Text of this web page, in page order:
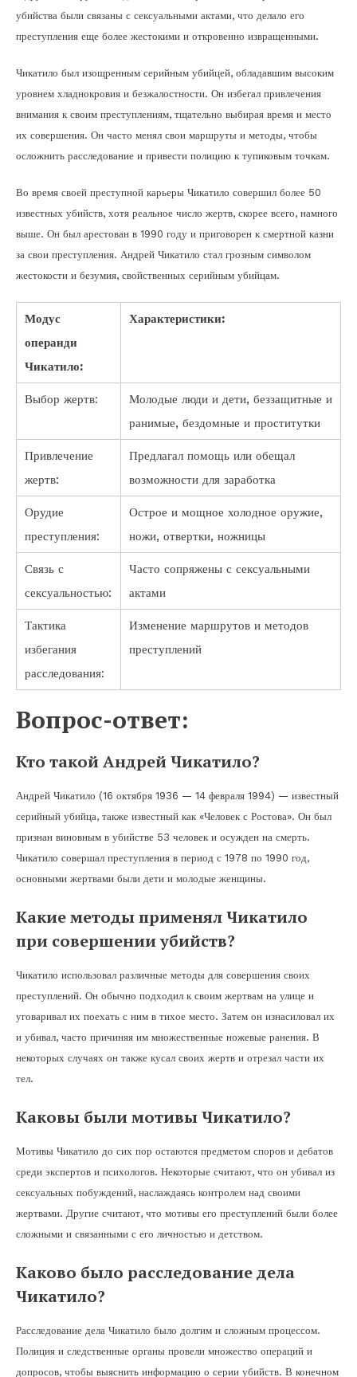
убийства были связаны с сексуальными актами, что делало его
преступления еще более жестокими и откровенно извращенными.
Чикатило был изощренным серийным убийцей, обладавшим высоким
уровнем хладнокровия и безжалостности. Он избегал привлечения
внимания к своим преступлениям, тщательно выбирая время и место
их совершения. Он часто менял свои маршруты и методы, чтобы
осложнить расследование и привести полицию к тупиковым точкам.
Во время своей преступной карьеры Чикатило совершил более 50
известных убийств, хотя реальное число жертв, скорее всего, намного
выше. Он был арестован в 1990 году и приговорен к смертной казни
за свои преступления. Андрей Чикатило стал грозным символом
жестокости и безумия, свойственных серийным убийцам.
Модус
операнди
Чикатило:
Характеристики:
Выбор жертв:
Молодые люди и дети, беззащитные и
ранимые, бездомные и проститутки
Привлечение
жертв:
Предлагал помощь или обещал
возможности для заработка
Орудие
преступления:
Острое и мощное холодное оружие,
ножи, отвертки, ножницы
Связь с
сексуальностью:
Часто сопряжены с сексуальными
актами
Тактика
избегания
расследования:
Изменение маршрутов и методов
преступлений
Вопрос-ответ:
Кто такой Андрей Чикатило?
Андрей Чикатило (16 октября 1936 — 14 февраля 1994) — известный
серийный убийца, также известный как «Человек с Ростова». Он был
признан виновным в убийстве 53 человек и осужден на смерть.
Чикатило совершал преступления в период с 1978 по 1990 год,
основными жертвами были дети и молодые женщины.
Какие методы применял Чикатило
при совершении убийств?
Чикатило использовал различные методы для совершения своих
преступлений. Он обычно подходил к своим жертвам на улице и
уговаривал их поехать с ним в тихое место. Затем он изнасиловал их
и убивал, часто причиняя им множественные ножевые ранения. В
некоторых случаях он также кусал своих жертв и отрезал части их
тел.
Каковы были мотивы Чикатило?
Мотивы Чикатило до сих пор остаются предметом споров и дебатов
среди экспертов и психологов. Некоторые считают, что он убивал из
сексуальных побуждений, наслаждаясь контролем над своими
жертвами. Другие считают, что мотивы его преступлений были более
сложными и связанными с его личностью и детством.
Каково было расследование дела
Чикатило?
Расследование дела Чикатило было долгим и сложным процессом.
Полиция и следственные органы провели множество операций и
допросов, чтобы выяснить информацию о серии убийств. В конечном